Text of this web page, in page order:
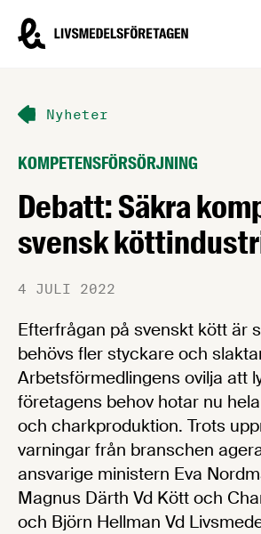
Livsmedelsföretagen – till startsidan
Nyheter
KOMPETENSFÖRSÖRJNING
Debatt: Säkra
svensk
4 JULI 2022
Efterfrågan på svenskt kött är
behövs fler styckare och
Arbetsförmedlingens ovilja att
företagens behov hotar nu
och charkproduktion. Trots
varningar från branschen
ansvarige ministern Eva
Magnus Därth Vd Kött och
och Björn Hellman Vd